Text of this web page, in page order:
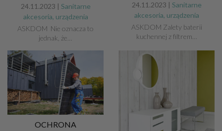
24.11.2023 | Sanitarne
akcesoria, urządzenia
ASKDOM Nie oznacza to
jednak, że…
24.11.2023 | Sanitarne
akcesoria, urządzenia
ASKDOM Zalety baterii
kuchennej z filtrem…
OCHRONA